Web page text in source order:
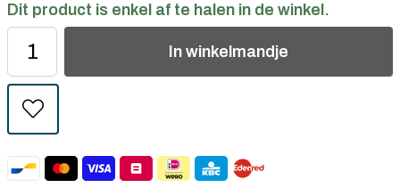
Dit product is enkel af te halen in de winkel.
In winkelmandje